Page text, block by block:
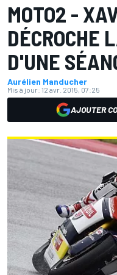
MOTO2 -
DÉCROCHE
D'UNE
Aurélien Manducher
Mis à jour: 12 avr. 2015, 07:25
AJOUTER